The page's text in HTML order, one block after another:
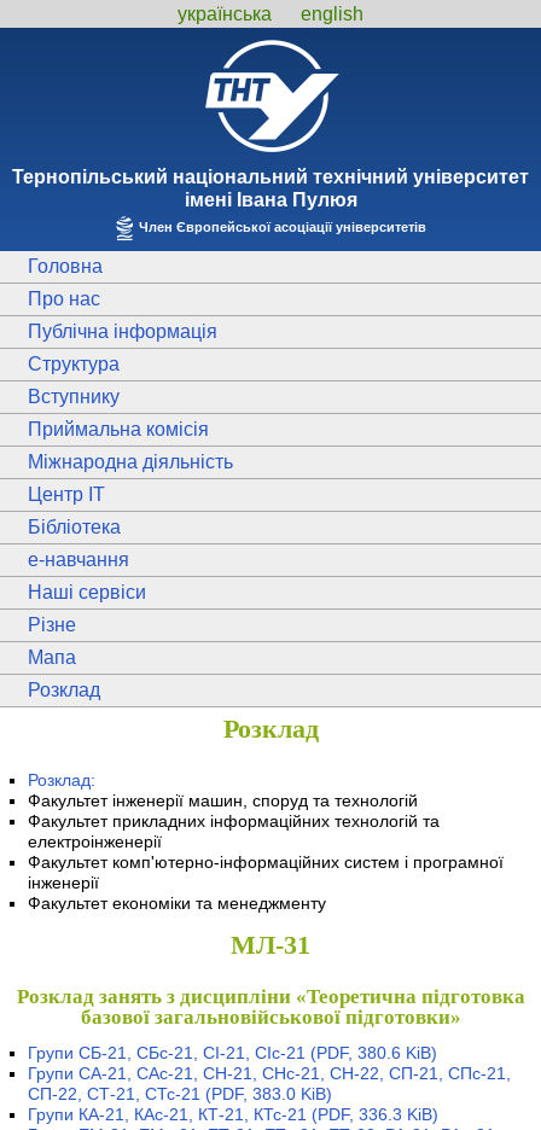
українська english
Тернопiльський національний технiчний унiверситет
iменi Iвана Пулюя
Член Європейської асоціації університетів
Головна
Про нас
Публічна інформація
Структура
Вступнику
Приймальна комісія
Міжнародна діяльність
Центр ІТ
Бібліотека
e-навчання
Наші сервіси
Різне
Мапа
Розклад
Розклад
Розклад:
Факультет інженерії машин, споруд та технологій
Факультет прикладних інформаційних технологій та
електроінженерії
Факультет комп'ютерно-інформаційних систем і програмної
інженерії
Факультет економіки та менеджменту
МЛ-31
Розклад занять з дисципліни «Теоретична підготовка
базової загальновійськової підготовки»
Групи СБ-21, СБс-21, СІ-21, СІс-21 (PDF, 380.6 KiB)
Групи СА-21, САс-21, СН-21, СНс-21, СН-22, СП-21, СПс-21,
СП-22, СТ-21, СТс-21 (PDF, 383.0 KiB)
Групи КА-21, КАс-21, КТ-21, КТс-21 (PDF, 336.3 KiB)